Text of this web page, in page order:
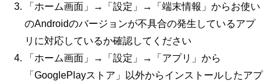
「ホーム画面」→「設定」→「端末情報」からお使い
のAndroidのバージョンが不具合の発生しているアプ
リに対応しているか確認してください
「ホーム画面」→「設定」→「アプリ」から
「GooglePlayストア」以外からインストールしたアプ